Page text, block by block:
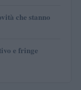
che stanno
e fringe